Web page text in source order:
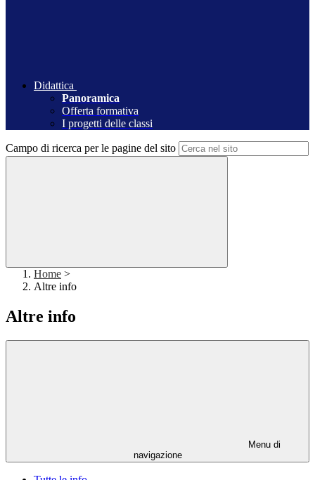
Didattica
Panoramica
Offerta formativa
I progetti delle classi
Campo di ricerca per le pagine del sito
Home >
Altre info
Altre info
Menu di
navigazione